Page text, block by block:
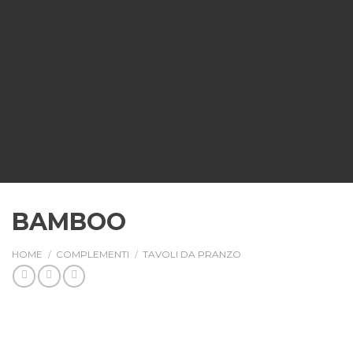
BAMBOO
HOME / COMPLEMENTI / TAVOLI DA PRANZO